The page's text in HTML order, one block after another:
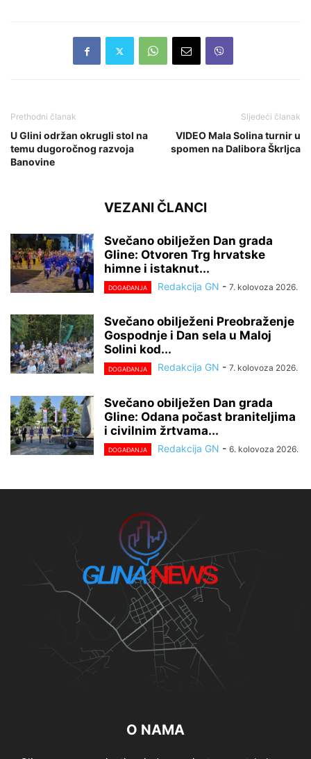
Prethodni članak
U Glini održan okrugli stol na
temu dugoročnog razvoja
Banovine
Sljedeći članak
VIDEO Mala Solina turnir u
spomen na Dalibora Škrljca
VEZANI ČLANCI
Svečano obilježen Dan grada
Gline: Otvoren Trg hrvatske
himne i istaknut...
DOGAĐANJA Redakcija GN - 7. kolovoza 2026.
Svečano obilježeni Preobraženje
Gospodnje i Dan sela u Maloj
Solini kod...
DOGAĐANJA Redakcija GN - 7. kolovoza 2026.
Svečano obilježen Dan grada
Gline: Odana počast braniteljima
i civilnim žrtvama...
DOGAĐANJA Redakcija GN - 6. kolovoza 2026.
O NAMA